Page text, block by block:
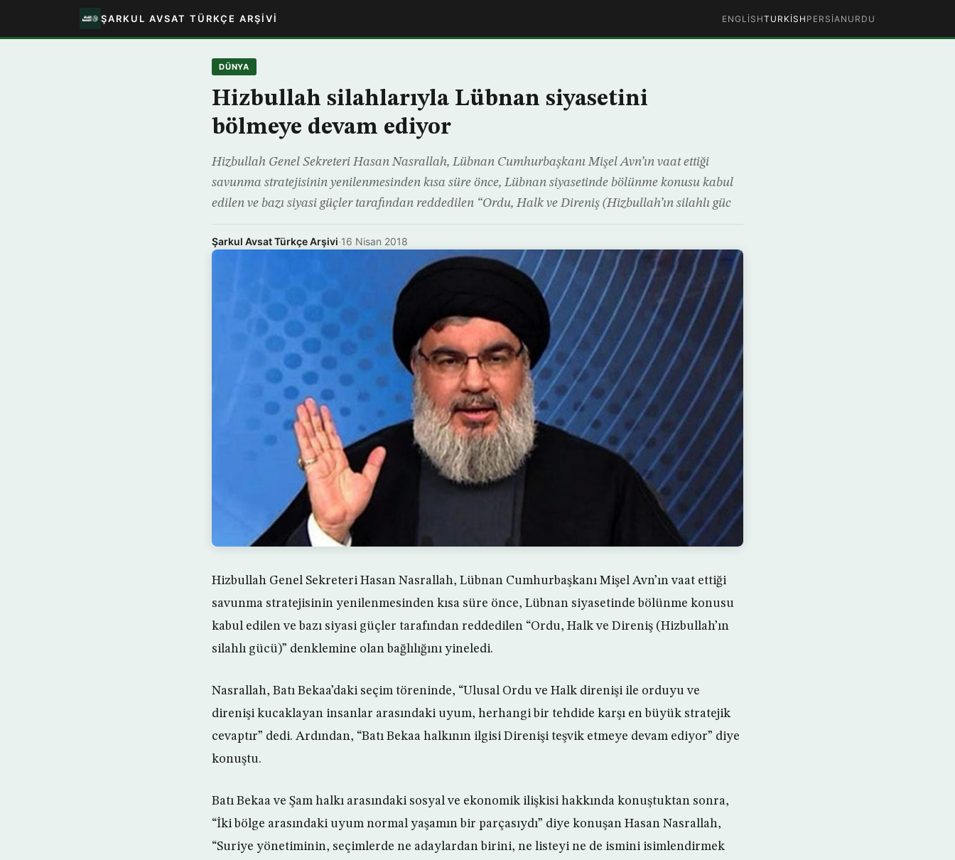
ŞARKUL AVSAT TÜRKÇE ARŞIVI ENGLISHTURKISH PERSIAN URDU
DÜNYA
Hizbullah silahlarıyla Lübnan siyasetini
bölmeye devam ediyor
Hizbullah Genel Sekreteri Hasan Nasrallah, Lübnan Cumhurbaşkanı Mişel Avn’ın vaat ettiği
savunma stratejisinin yenilenmesinden kısa süre önce, Lübnan siyasetinde bölünme konusu kabul
edilen ve bazı siyasi güçler tarafından reddedilen “Ordu, Halk ve Direniş (Hizbullah’ın silahlı güc
Şarkul Avsat Türkçe Arşivi·16 Nisan 2018
Hizbullah Genel Sekreteri Hasan Nasrallah, Lübnan Cumhurbaşkanı Mişel Avn’ın vaat ettiği
savunma stratejisinin yenilenmesinden kısa süre önce, Lübnan siyasetinde bölünme konusu
kabul edilen ve bazı siyasi güçler tarafından reddedilen “Ordu, Halk ve Direniş (Hizbullah’ın
silahlı gücü)” denklemine olan bağlılığını yineledi.
Nasrallah, Batı Bekaa’daki seçim töreninde, “Ulusal Ordu ve Halk direnişi ile orduyu ve
direnişi kucaklayan insanlar arasındaki uyum, herhangi bir tehdide karşı en büyük stratejik
cevaptır” dedi. Ardından, “Batı Bekaa halkının ilgisi Direnişi teşvik etmeye devam ediyor” diye
konuştu.
Batı Bekaa ve Şam halkı arasındaki sosyal ve ekonomik ilişkisi hakkında konuştuktan sonra,
“İki bölge arasındaki uyum normal yaşamın bir parçasıydı” diye konuşan Hasan Nasrallah,
“Suriye yönetiminin, seçimlerde ne adaylardan birini, ne listeyi ne de ismini isimlendirmek